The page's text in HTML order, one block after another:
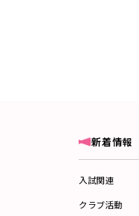
新着情報
入試関連
クラブ活動